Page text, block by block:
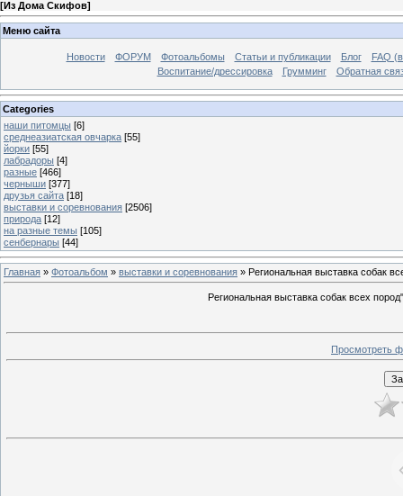
[Из Дома Скифов]
Меню сайта
Новости ФОРУМ Фотоальбомы Статьи и публикации Блог
FAQ
Воспитание/дрессировка
Грумминг Обратная
Categories
наши питомцы [6]
среднеазиатская овчарка [55]
йорки [55]
лабрадоры [4]
разные [466]
черныши [377]
друзья сайта [18]
выставки и соревнования [2506]
природа [12]
на разные темы [105]
сенбернары [44]
Главная » Фотоальбом » выставки и соревнования » Региональная выставка собак
Региональная выставка собак всех
Просмотреть